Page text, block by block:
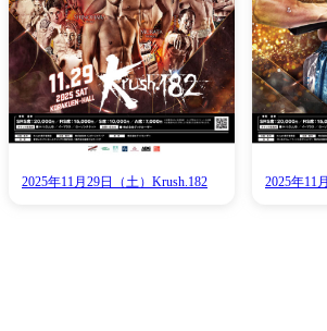
2025年11月29日（土）Krush.182 2025年11